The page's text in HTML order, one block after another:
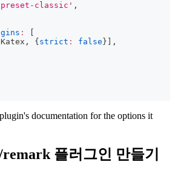
preset-classic' ,
:
, { strict : false }
,
documentation for the options it
플러그인 만들기